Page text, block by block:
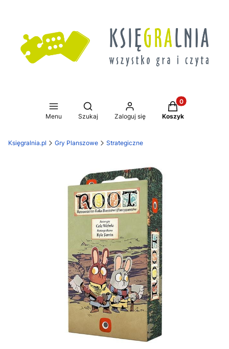
Menu
Otwórz wyszukiwarkę
Szukaj Zaloguj się
Produkty w
Koszyk
Księgralnia.pl Gry Planszowe Strategiczne